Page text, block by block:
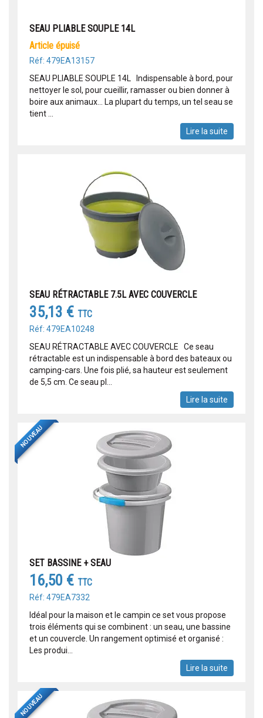
SEAU PLIABLE SOUPLE 14L
article épuisé
Réf: 479EA13157
SEAU PLIABLE SOUPLE 14L Indispensable à bord, pour
nettoyer le sol, pour cueillir, ramasser ou bien donner à
boire aux animaux... La plupart du temps, un tel seau se
tient ...
Lire la suite
SEAU RÉTRACTABLE 7.5L AVEC COUVERCLE
35,13 € TTC
Réf: 479EA10248
SEAU RÉTRACTABLE AVEC COUVERCLE Ce seau
rétractable est un indispensable à bord des bateaux ou
camping-cars. Une fois plié, sa hauteur est seulement
de 5,5 cm. Ce seau pl...
Lire la suite
NOUVEAU
SET BASSINE + SEAU
16,50 € TTC
Réf: 479EA7332
Idéal pour la maison et le campin ce set vous propose
trois éléments qui se combinent : un seau, une bassine
et un couvercle. Un rangement optimisé et organisé :
Les produi...
Lire la suite
NOUVEAU